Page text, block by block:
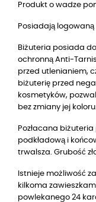
Produkt o wadze
Posiadają logowaną
Biżuteria posiada
ochronną Anti-
przed utlenianiem,
biżuterię przed
kosmetyków,
bez zmiany jej koloru.
Pozłacana
podkładową i
trwalsza. Grubość
Istnieje możliwość
kilkoma
powlekanego 24